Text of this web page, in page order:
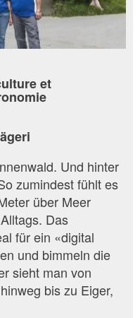
et
Und hinter
zumindest fühlt es
über Meer
Das
für ein «digital
und bimmeln die
sieht man von
bis zu Eiger,